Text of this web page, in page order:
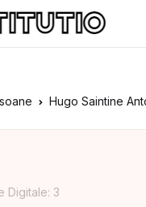
Hugo Saintine
Digitale: 3